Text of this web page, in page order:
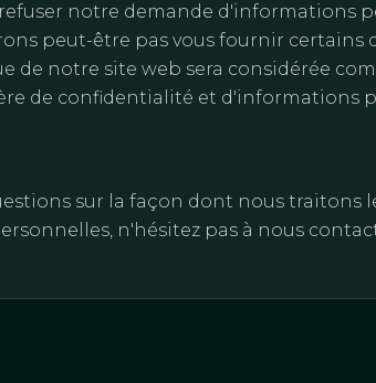
notre demande d'informations
peut-être pas vous fournir certains
de notre site web sera considérée
de confidentialité et d'informations
sur la façon dont nous traitons
n'hésitez pas à nous